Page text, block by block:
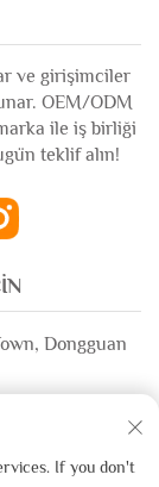
ve girişimciler
OEM/ODM
ile iş birliği
teklif alın!
Dongguan
If you don't